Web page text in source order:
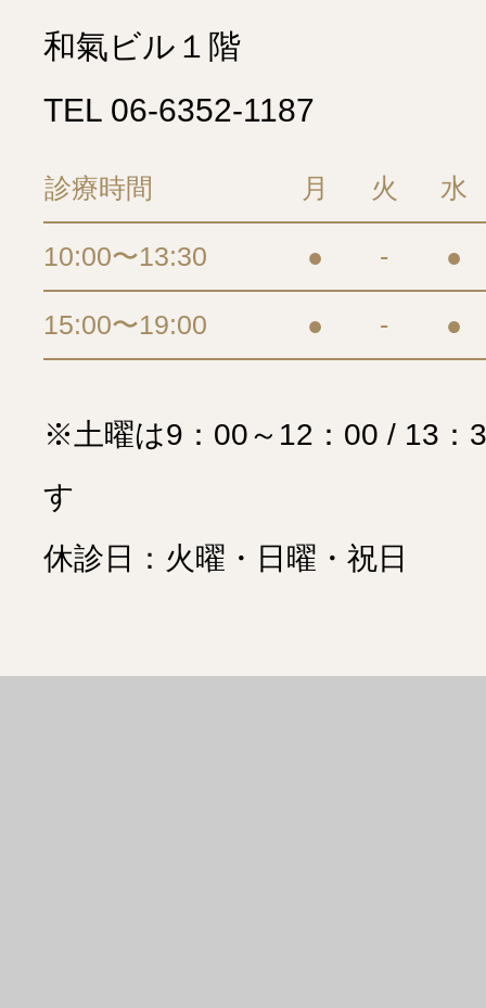
和氣ビル１階
TEL 06-6352-1187
診療時間 月 火 水
10:00〜13:30 ● - ●
15:00〜19:00 ● - ●
※土曜は9：00～12：00 / 13：
す
休診日：火曜・日曜・祝日